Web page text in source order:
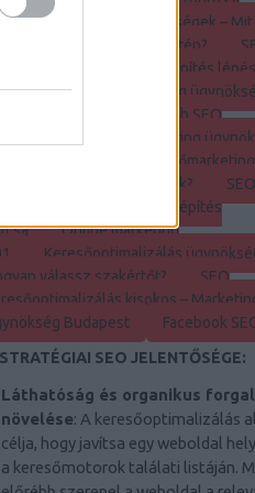
SEO ügynökségek –
keresőoptimalizálás területén?
Budapest – Linképítés
Keresőmarketing
Legjobb SEO
Keresőmarketing
Keresőmarketing
– Hogyan működik?
SEO
– A hatékony linképítés
Online marketing
Keresőoptimalizálás
válassz szakértőt?
SEO
kisokos –
Budapest
Facebook
SEO JELENTŐSÉGE:
Láthatóság és organikus
növelése: A keresőoptimalizálás
célja, hogy javítsa egy weboldal
a keresőmotorok találati listáján.